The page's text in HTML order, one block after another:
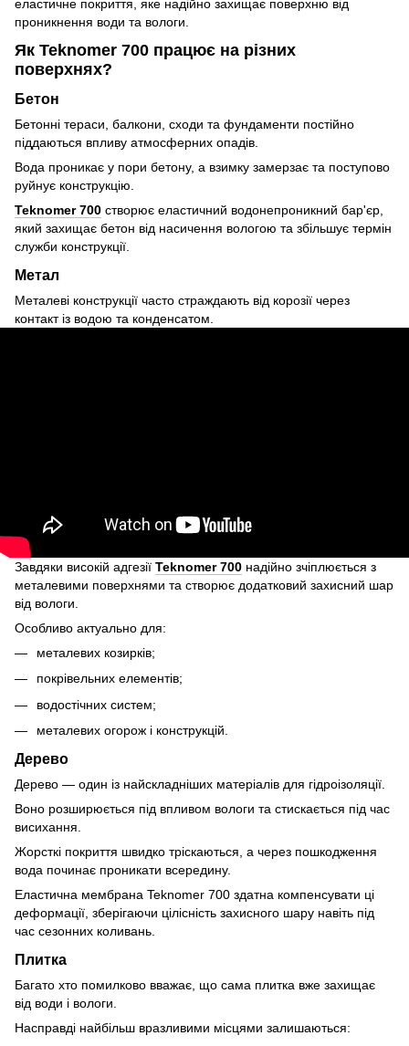
еластичне покриття, яке надійно захищає поверхню від
проникнення води та вологи.
Як Teknomer 700 працює на різних
поверхнях?
Бетон
Бетонні тераси, балкони, сходи та фундаменти постійно
піддаються впливу атмосферних опадів.
Вода проникає у пори бетону, а взимку замерзає та поступово
руйнує конструкцію.
Teknomer 700 створює еластичний водонепроникний бар'єр,
який захищає бетон від насичення вологою та збільшує термін
служби конструкції.
Метал
Металеві конструкції часто страждають від корозії через
контакт із водою та конденсатом.
Завдяки високій адгезії Teknomer 700 надійно зчіплюється з
металевими поверхнями та створює додатковий захисний шар
від вологи.
Особливо актуально для:
металевих козирків;
покрівельних елементів;
водостічних систем;
металевих огорож і конструкцій.
Дерево
Дерево — один із найскладніших матеріалів для гідроізоляції.
Воно розширюється під впливом вологи та стискається під час
висихання.
Жорсткі покриття швидко тріскаються, а через пошкодження
вода починає проникати всередину.
Еластична мембрана Teknomer 700 здатна компенсувати ці
деформації, зберігаючи цілісність захисного шару навіть під
час сезонних коливань.
Плитка
Багато хто помилково вважає, що сама плитка вже захищає
від води і вологи.
Насправді найбільш вразливими місцями залишаються: